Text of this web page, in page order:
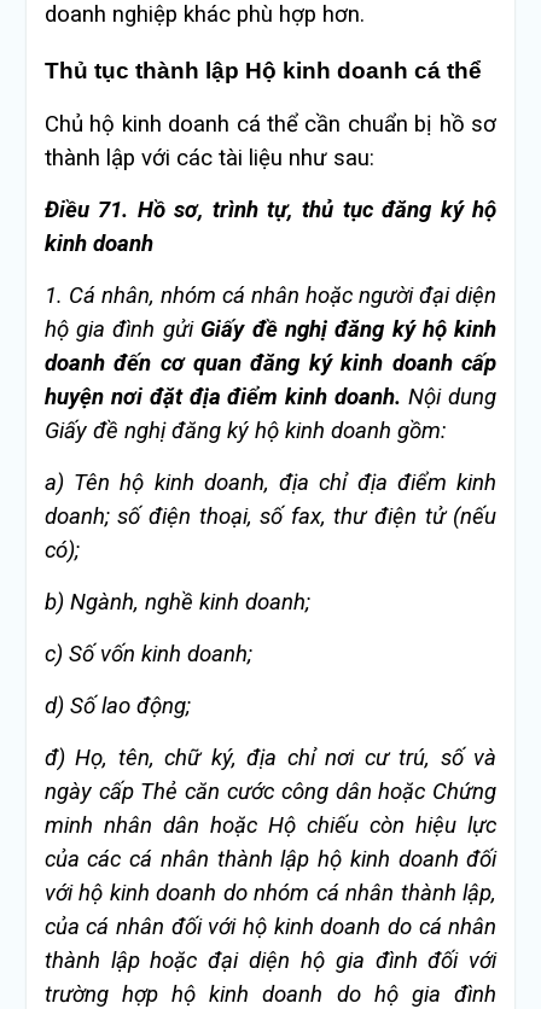
doanh nghiệp khác phù hợp hơn.
Thủ tục thành lập Hộ kinh doanh cá thể
Chủ hộ kinh doanh cá thể cần chuẩn bị hồ sơ
thành lập với các tài liệu như sau:
Điều 71. Hồ sơ, trình tự, thủ tục đăng ký hộ
kinh doanh
1. Cá nhân, nhóm cá nhân hoặc người đại diện
hộ gia đình gửi Giấy đề nghị đăng ký hộ kinh
doanh đến cơ quan đăng ký kinh doanh cấp
huyện nơi đặt địa điểm kinh doanh. Nội dung
Giấy đề nghị đăng ký hộ kinh doanh gồm:
a) Tên hộ kinh doanh, địa chỉ địa điểm kinh
doanh; số điện thoại, số fax, thư điện tử (nếu
có);
b) Ngành, nghề kinh doanh;
c) Số vốn kinh doanh;
d) Số lao động;
đ) Họ, tên, chữ ký, địa chỉ nơi cư trú, số và
ngày cấp Thẻ căn cước công dân hoặc Chứng
minh nhân dân hoặc Hộ chiếu còn hiệu lực
của các cá nhân thành lập hộ kinh doanh đối
với hộ kinh doanh do nhóm cá nhân thành lập,
của cá nhân đối với hộ kinh doanh do cá nhân
thành lập hoặc đại diện hộ gia đình đối với
trường hợp hộ kinh doanh do hộ gia đình